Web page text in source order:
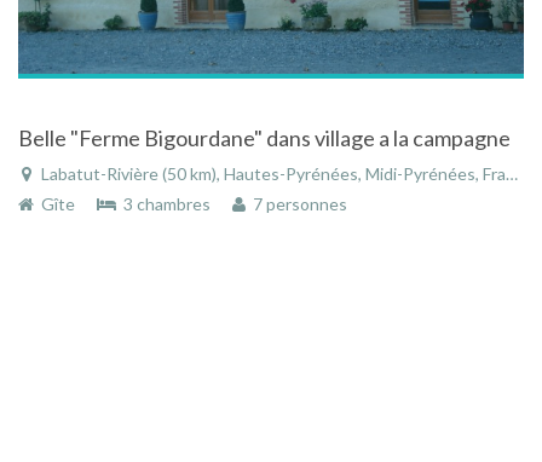
Belle "Ferme Bigourdane" dans village a la campagne
Labatut-Rivière (50 km), Hautes-Pyrénées, Midi-Pyrénées, France
Gîte
3 chambres 7 personnes